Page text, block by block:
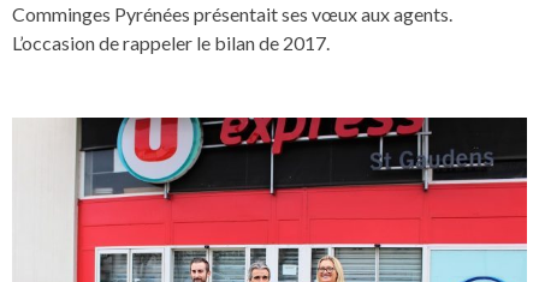
Comminges Pyrénées présentait ses vœux aux agents.
L’occasion de rappeler le bilan de 2017.